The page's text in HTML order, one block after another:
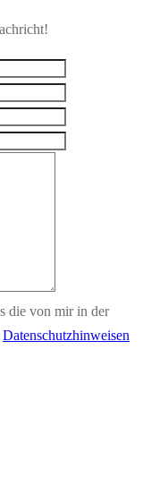
die von mir in der
Datenschutzhinweisen